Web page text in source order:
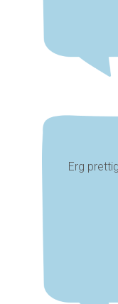
Erg